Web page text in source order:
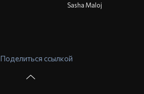
Sasha Maloj
Поделиться ссылкой